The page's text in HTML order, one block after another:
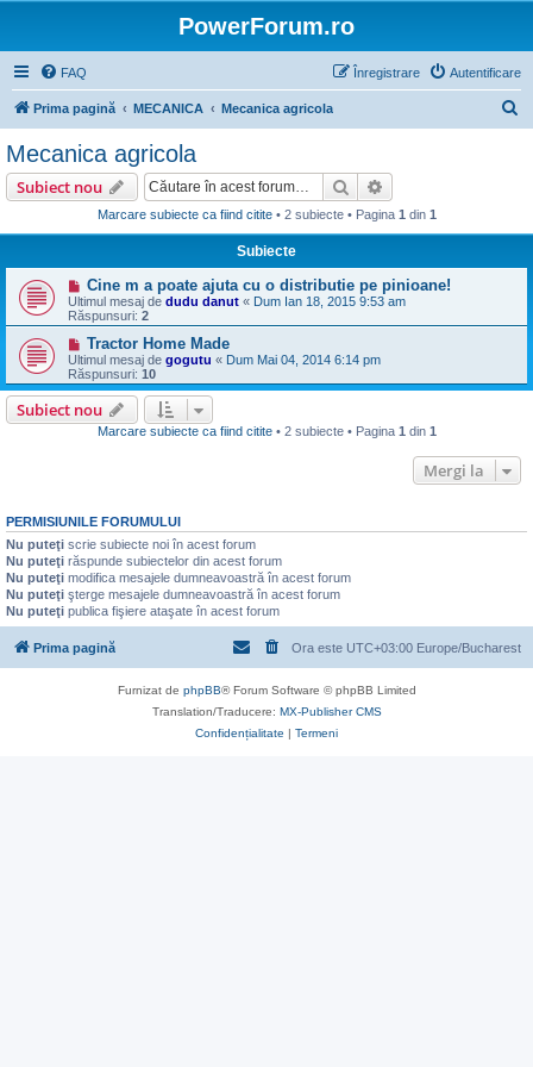
PowerForum.ro
FAQ Autentificare
Înregistrare
Prima pagină MECANICA Mecanica agricola
Mecanica agricola
Subiect nou Căutare
Marcare subiecte ca fiind citite• 2 subiecte • Pagina 1 din 1
Subiecte
Cine m a poate ajuta cu o distributie pe pinioane!
Ultimul mesaj de dudu danut « Dum Ian 18, 2015 9:53 am
Răspunsuri: 2
Tractor Home Made
Ultimul mesaj de gogutu « Dum Mai 04, 2014 6:14 pm
Răspunsuri: 10
Subiect nou
Marcare subiecte ca fiind citite• 2 subiecte • Pagina 1 din 1
Mergi la
PERMISIUNILE FORUMULUI
Nu puteţi scrie subiecte noi în acest forum
Nu puteţi răspunde subiectelor din acest forum
Nu puteţi modifica mesajele dumneavoastră în acest forum
Nu puteţi şterge mesajele dumneavoastră în acest forum
Nu puteţi publica fişiere ataşate în acest forum
Prima pagină Ora este UTC+03:00 Europe/Bucharest
Furnizat de phpBB® Forum Software © phpBB Limited
Translation/Traducere: MX-Publisher CMS
Confidențialitate | Termeni